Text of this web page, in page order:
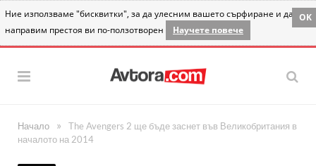
Ние използваме "бисквитки", за да улесним вашето сърфиране и да
направим престоя ви по-ползотворен
Научете повече
OK
Начало »
The Avengers 2 ще бъде заснет във Великобритания в
началото на 2014